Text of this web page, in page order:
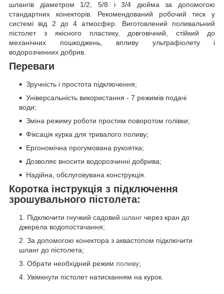
шлангів діаметром 1/2, 5/8 і 3/4 дюйма за допомогою
стандартних конекторів. Рекомендований робочий тиск у
системі від 2 до 4 атмосфер. Виготовлений поливальний
пістолет з якісного пластику, довговічний, стійкий до
механічних пошкоджень, впливу ультрафіолету і
водорозчинних добрив.
Переваги
Зручність і простота підключення;
Універсальність використання - 7 режимів подачі
води;
Зміна режиму роботи простим поворотом голівки;
Фіксація курка для тривалого поливу;
Ергономічна прогумована рукоятка;
Дозволяє вносити водорозчинні добрива;
Надійна, обслуговувана конструкція.
Коротка інструкція з підключення
зрошувального пістолета:
Підключити гнучкий садовий шланг через кран до
джерела водопостачання;
За допомогою конектора з аквастопом підключити
шланг до пістолета;
Обрати необхідний режим поливу;
Увімкнути пістолет натисканням на курок.